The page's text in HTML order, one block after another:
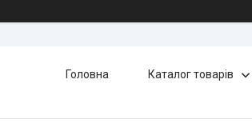
Головна Каталог товарів